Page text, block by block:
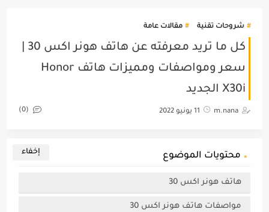
شروحات تقنية مقالات عامة
سعر ومواصفات ومميزات هاتف Honor
X30i الجديد
m.nana 11 يونيو 2022 (0)
محتويات الموضوع
هاتف هونر اكس 30
مواصفات هاتف هونر اكس 30